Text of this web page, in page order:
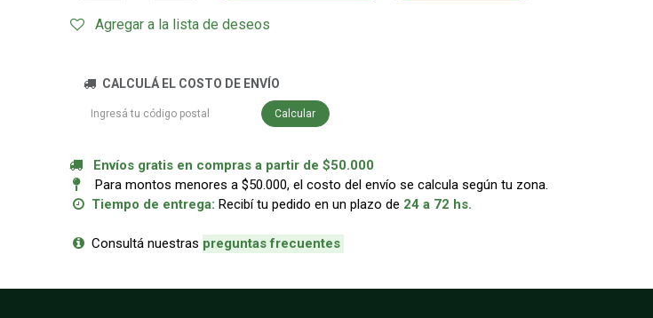
Agregar a la lista de deseos
CALCULÁ EL COSTO DE ENVÍO
Calcular
Envíos gratis en compras a partir de $50.000
Para montos menores a $50.000, el costo del envío se calcula según tu zona.
Tiempo de entrega: Recibí tu pedido en un plazo de 24 a 72 hs.
Consultá nuestras preguntas frecuentes